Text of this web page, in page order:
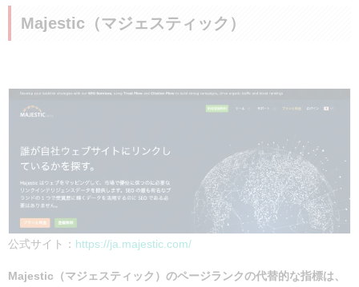
Majestic（マジェスティック）
公式サイト： https://ja.majestic.com/
Majestic（マジェスティック）のページランクの代替的な指標は、